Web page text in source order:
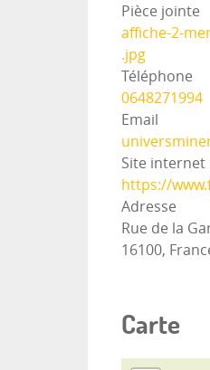
Pièce jointe
affiche-2-
.jpg
Téléphone
0648271994
Email
Site internet
https://
Adresse
Rue de la
16100,
Carte